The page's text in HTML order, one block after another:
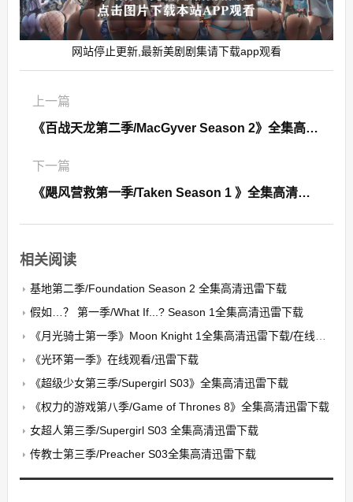
网站停止更新,最新美剧剧集请下载app观看
上一篇
《百战天龙第二季/MacGyver Season 2》全集高清迅雷下载
下一篇
《飓风营救第一季/Taken Season 1 》全集高清迅雷下载
相关阅读
基地第二季/Foundation Season 2 全集高清迅雷下载
假如…？ 第一季/What If...? Season 1全集高清迅雷下载
《月光骑士第一季》Moon Knight 1全集高清迅雷下载/在线观看
《光环第一季》在线观看/迅雷下载
《超级少女第三季/Supergirl S03》全集高清迅雷下载
《权力的游戏第八季/Game of Thrones 8》全集高清迅雷下载
女超人第三季/Supergirl S03 全集高清迅雷下载
传教士第三季/Preacher S03全集高清迅雷下载